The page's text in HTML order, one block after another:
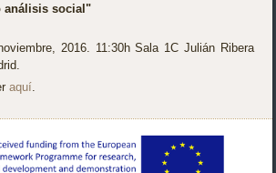
análisis social"
2016. 11:30h Sala 1C Julián Ribera
aquí